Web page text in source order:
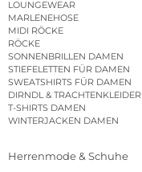
LOUNGEWEAR
MARLENEHOSE
MIDI RÖCKE
RÖCKE
SONNENBRILLEN DAMEN
STIEFELETTEN FÜR DAMEN
SWEATSHIRTS FÜR DAMEN
DIRNDL & TRACHTENKLEIDER
T-SHIRTS DAMEN
WINTERJACKEN DAMEN
Herrenmode & Schuhe